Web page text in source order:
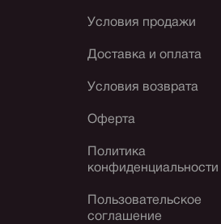
Условия продажи
Доставка и оплата
Условия возврата
Оферта
Политика
конфиденциальности
Пользовательское
соглашение